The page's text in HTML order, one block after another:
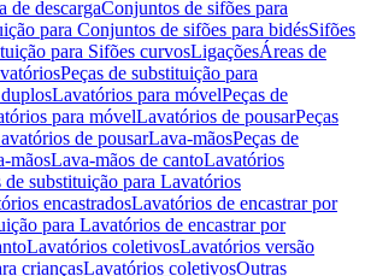
de descargaConjuntos de sifões para
para Conjuntos de sifões para bidésSifões
para Sifões curvosLigaçõesÁreas de
Peças de substituição para
Lavatórios para móvelPeças de
para móvelLavatórios de pousarPeças
de pousarLava-mãosPeças de
mãosLava-mãos de cantoLavatórios
de substituição para Lavatórios
encastradosLavatórios de encastrar por
para Lavatórios de encastrar por
Lavatórios coletivosLavatórios versão
criançasLavatórios coletivosOutras